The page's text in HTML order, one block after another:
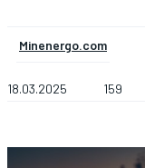
Minenergo.com
18.03.2025 159